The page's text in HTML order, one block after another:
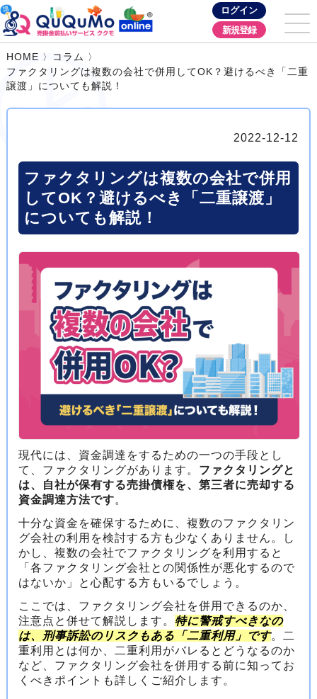
ログイン
新規登録
HOME
コラム
ファクタリングは複数の会社で併用してOK？避けるべき「二重
譲渡」についても解説！
2022-12-12
ファクタリングは複数の会社で併用
してOK？避けるべき「二重譲渡」
についても解説！
現代には、資金調達をするための一つの手段とし
て、ファクタリングがあります。 ファクタリングと
は、自社が保有する売掛債権を、第三者に売却する
資金調達方法です。
十分な資金を確保するために、複数のファクタリン
グ会社の利用を検討する方も少なくありません。し
かし、複数の会社でファクタリングを利用すると
「各ファクタリング会社との関係性が悪化するので
はないか」と心配する方もいるでしょう。
ここでは、ファクタリング会社を併用できるのか、
注意点と併せて解説します。 特に警戒すべきなの
は、刑事訴訟のリスクもある「二重利用」です。二
重利用とは何か、二重利用がバレるとどうなるのか
など、ファクタリング会社を併用する前に知ってお
くべきポイントも詳しくご紹介します。